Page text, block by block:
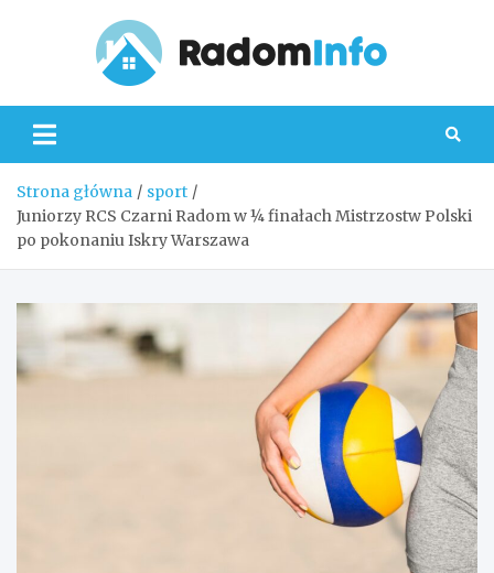
Strona główna
sport
Juniorzy RCS Czarni Radom w ¼ finałach Mistrzostw Polski
po pokonaniu Iskry Warszawa